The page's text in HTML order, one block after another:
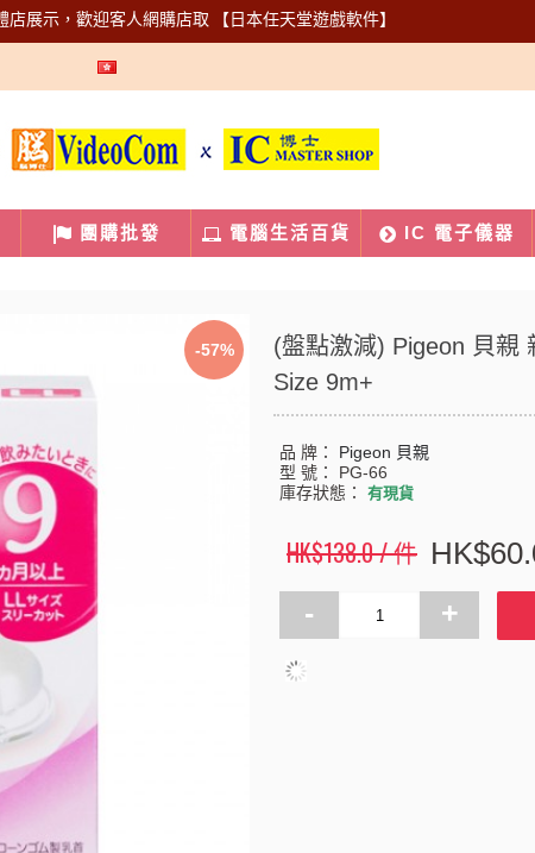
店展示，歡迎客人網購店取 【日本任天堂遊戲軟件】
團購批發 電腦生活百貨 IC 電子儀器
-57%
(盤點激減) Pigeon 貝親
Size 9m+
品 牌： Pigeon 貝親
型 號： PG-66
庫存狀態： 有現貨
HK$138.0 / 件
- +